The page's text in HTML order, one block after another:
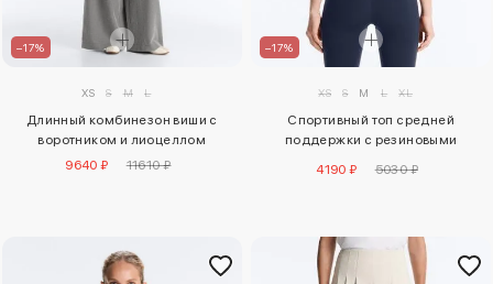
–17%
XS S M L
Длинный комбинезон виши с
воротником и лиоцеллом
9640 ₽
11610 ₽
–17%
XS S M L XL
Спортивный топ средней
поддержки с резиновыми
4190 ₽ 5030 ₽